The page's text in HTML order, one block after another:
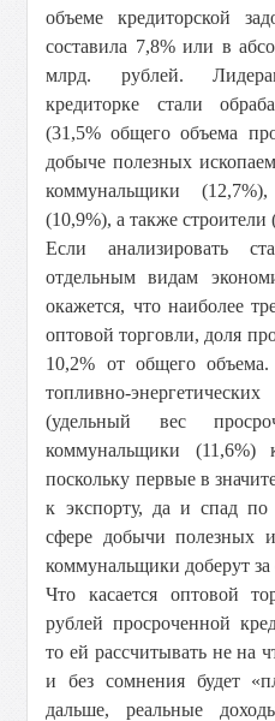
объеме кредиторской
составила 7,8% или в
млрд. рублей.
кредиторке стали
(31,5% общего объема
добыче полезных
коммунальщики
(10,9%), а также строители
Если анализировать
отдельным видам
окажется, что наиболее
оптовой торговли, доля
10,2% от общего
топливно-
(удельный вес
коммунальщики (11,6%)
поскольку первые в
к экспорту, да и спад по
сфере добычи полезных
коммунальщики доберут за
Что касается оптовой
рублей просроченной
то ей рассчитывать не на
и без сомнения будет
дальше, реальные